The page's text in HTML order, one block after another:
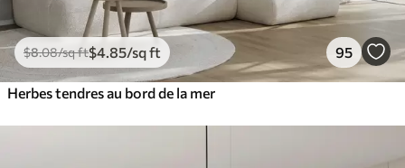
$8.08/sq ft$4 .85/sq ft 95
Herbes tendres au bord de la mer